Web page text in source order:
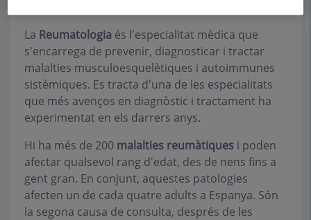
La Reumatologia és l'especialitat mèdica que
s'encarrega de prevenir, diagnosticar i tractar
malalties musculoesquelètiques i autoimmunes
sistèmiques. Es tracta d'una de les especialitats
que més avenços en diagnòstic i tractament ha
experimentat en els darrers anys.
Hi ha més de 200 malalties reumàtiques i poden
afectar qualsevol rang d'edat, des de nens fins a
gent gran. En conjunt, aquestes patologies
afecten un de cada quatre adults a Espanya. Són
la segona causa de consulta, després de les